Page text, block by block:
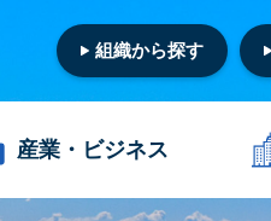
組織から探す
産業・ ビジネス